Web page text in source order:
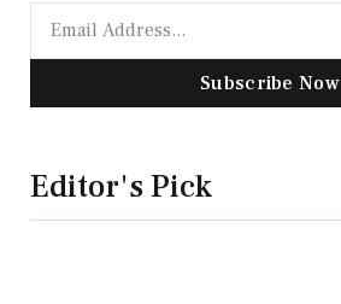
Subscribe Now
Editor's Pick